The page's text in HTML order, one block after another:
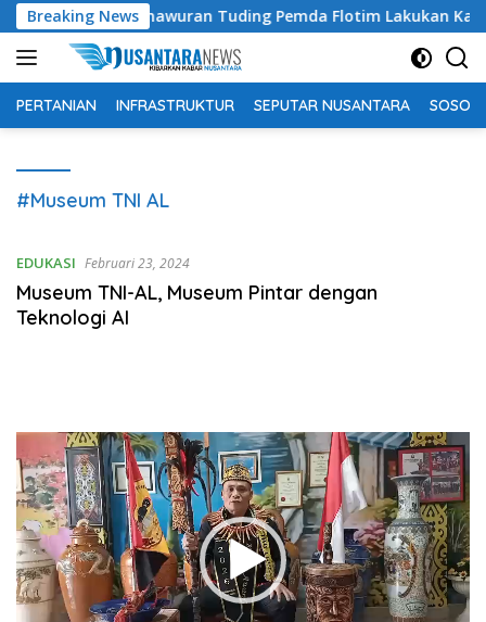
Langsung
ke
konten
Breaking News
Bachtiar Lamawuran Tuding Pemda Flotim Lakukan
PERTANIAN INFRASTRUKTUR SEPUTAR NUSANTARA SOSOK
#Museum TNI AL
EDUKASI Februari 23, 2024
Museum TNI-AL, Museum Pintar dengan
Teknologi AI
Pemutar
Video